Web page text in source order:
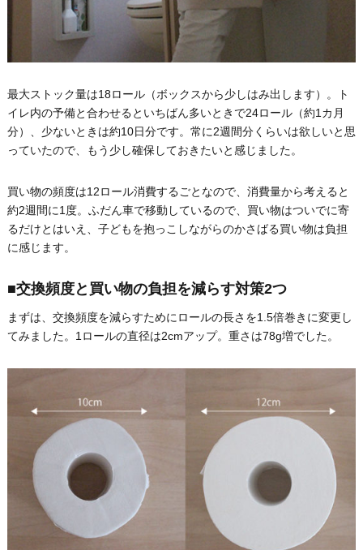
最大ストック量は18ロール（ボックスから少しはみ出します）。ト
イレ内の予備と合わせるといちばん多いときで24ロール（約1カ月
分）、少ないときは約10日分です。常に2週間分くらいは欲しいと思
っていたので、もう少し確保しておきたいと感じました。
買い物の頻度は12ロール消費するごとなので、消費量から考えると
約2週間に1度。ふだん車で移動しているので、買い物はついでに寄
るだけとはいえ、子どもを抱っこしながらのかさばる買い物は負担
に感じます。
■交換頻度と買い物の負担を減らす対策2つ
まずは、交換頻度を減らすためにロールの長さを1.5倍巻きに変更し
てみました。1ロールの直径は2cmアップ。重さは78g増でした。